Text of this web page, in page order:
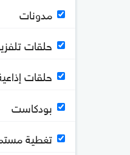
مدونات
حلقات
حلقات
بودكاست
تغطية